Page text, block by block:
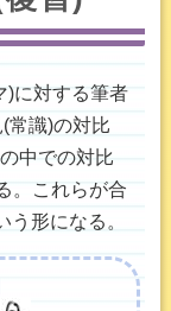
)に対する筆者
常識)の対比
中での対比
。これらが合
形になる。